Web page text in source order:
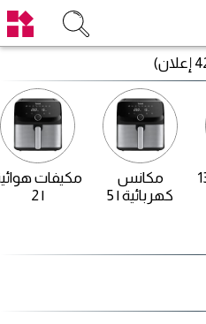
مكانس
كهربائية | 5
مكيفات
| 2